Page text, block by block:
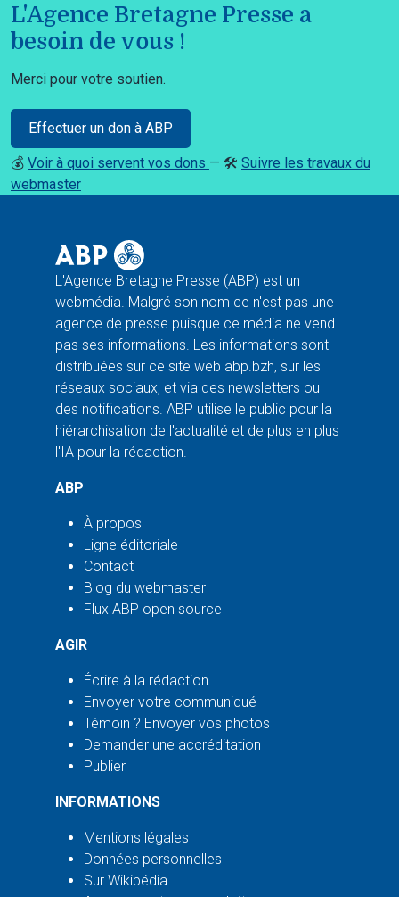
L'Agence Bretagne Presse a
besoin de vous !
Merci pour votre soutien.
Effectuer un don à ABP
💰 Voir à quoi servent vos dons — 🛠️ Suivre les travaux du
webmaster
L'Agence Bretagne Presse (ABP) est un
webmédia. Malgré son nom ce n'est pas une
agence de presse puisque ce média ne vend
pas ses informations. Les informations sont
distribuées sur ce site web abp.bzh, sur les
réseaux sociaux, et via des newsletters ou
des notifications. ABP utilise le public pour la
hiérarchisation de l'actualité et de plus en plus
l'IA pour la rédaction.
ABP
À propos
Ligne éditoriale
Contact
Blog du webmaster
Flux ABP open source
AGIR
Écrire à la rédaction
Envoyer votre communiqué
Témoin ? Envoyer vos photos
Demander une accréditation
Publier
INFORMATIONS
Mentions légales
Données personnelles
Sur Wikipédia